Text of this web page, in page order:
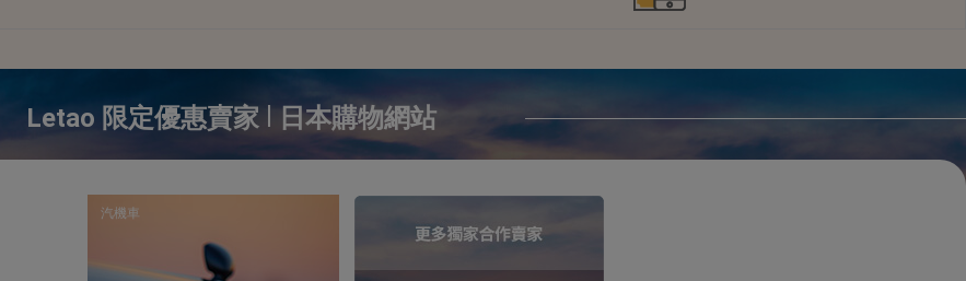
Letao 限定優惠賣家|日本購物網站
汽機車